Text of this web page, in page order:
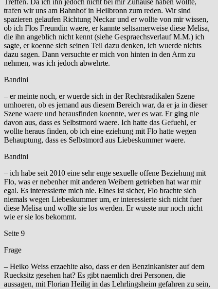
trafen wir uns am Bahnhof in Heilbronn zum reden. Wir sind
spazieren gelaufen Richtung Neckar und er wollte von mir wissen,
ob ich Flos Freundin waere, er kannte seltsamerweise diese Melisa,
die ihn angeblich nicht kennt (siehe Gespraechsverlauf M.M.) ich
sagte, er koenne sich seinen Teil dazu denken, ich wuerde nichts
dazu sagen. Dann versuchte er mich von hinten in den Arm zu
nehmen, was ich jedoch abwehrte.
Bandini
– er meinte noch, er wuerde sich in der Rechtsradikalen Szene
umhoeren, ob es jemand aus diesem Bereich war, da er ja in dieser
Szene waere und herausfinden koennte, wer es war. Er ging nie
davon aus, dass es Selbstmord waere. Ich hatte das Gefuehl, er
wollte heraus finden, ob ich eine eziehung mit Flo hatte wegen
Behauptung, dass es Selbstmord aus Liebeskummer waere.
Bandini
– ich habe seit 2010 eine sehr enge sexuelle offene Beziehung mit
Flo, was er nebenher mit anderen Weibern getrieben hat war mir
egal. Es interessierte mich nie. Eines ist sicher, Flo brachte sich
niemals wegen Liebeskummer um, er interessierte sich nicht fuer
diese Melisa und wollte sie los werden. Er wusste nur noch nicht
wie er sie los bekommt.
Seite 9
Frage
– Heiko Weiss erzaehlte also, dass er den Benzinkanister auf dem
Ruecksitz gesehen hat? Es gibt naemlich drei Personen, die
aussagen, mit Florian Heilig in das Lehrlingsheim gefahren zu sein,